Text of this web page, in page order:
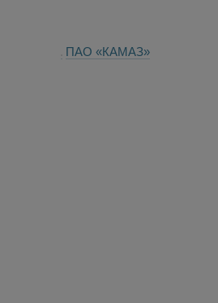
ПАО «КАМАЗ»